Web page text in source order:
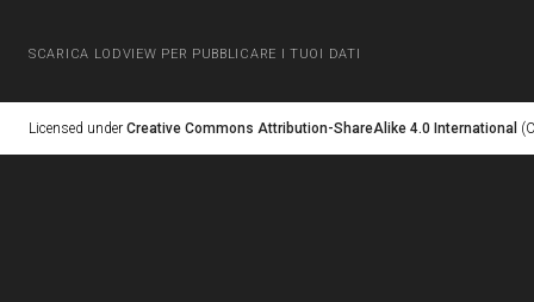
SCARICA LODVIEW PER PUBBLICARE I TUOI DATI
Licensed under Creative Commons Attribution-ShareAlike 4.0 International